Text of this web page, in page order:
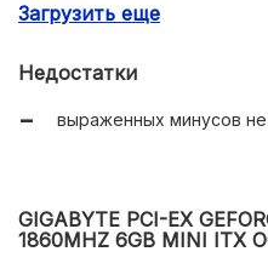
память GDDR6;
Загрузить еще
Недостатки
выраженных минусов
GIGABYTE PCI-EX
1860MHZ 6GB MINI ITX